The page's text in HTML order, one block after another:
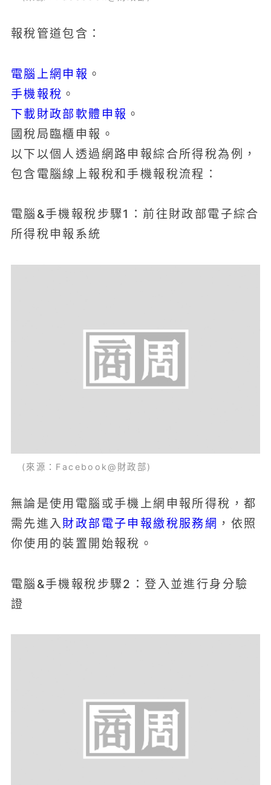
報稅管道包含：
電腦上網申報 。
手機報稅 。
下載財政部軟體申報 。
國稅局臨櫃申報。
以下以個人透過網路申報綜合所得稅為例，
包含電腦線上報稅和手機報稅流程：
電腦&手機報稅步驟1：前往財政部電子綜合
所得稅申報系統
(來源：Facebook@財政部)
無論是使用電腦或手機上網申報所得稅，都
需先進入財政部電子申報繳稅服務網 ，依照
你使用的裝置開始報稅。
電腦&手機報稅步驟2：登入並進行身分驗
證